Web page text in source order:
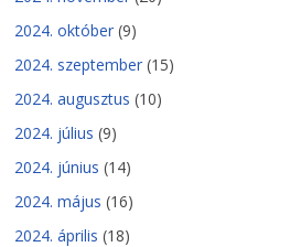
2024. október (9)
2024. szeptember (15)
2024. augusztus (10)
2024. július (9)
2024. június (14)
2024. május (16)
2024. április (18)